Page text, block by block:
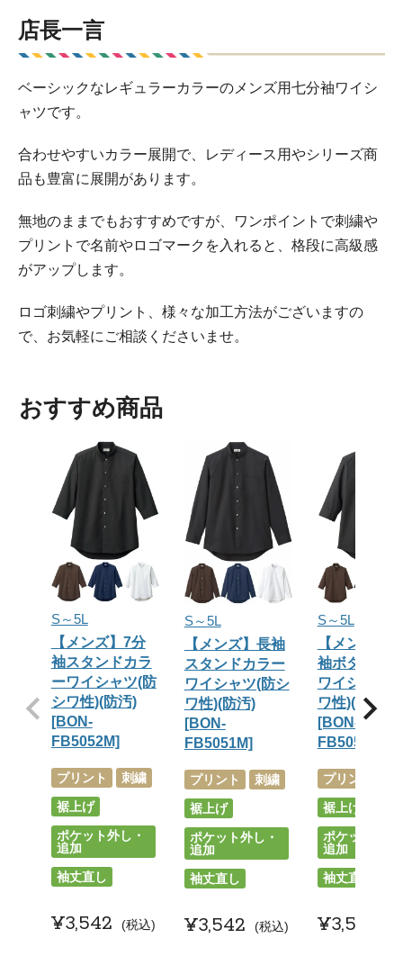
店長一言
ベーシックなレギュラーカラーのメンズ用七分袖ワイシ
ャツです。
合わせやすいカラー展開で、レディース用やシリーズ商
品も豊富に展開があります。
無地のままでもおすすめですが、ワンポイントで刺繍や
プリントで名前やロゴマークを入れると、格段に高級感
がアップします。
ロゴ刺繍やプリント、様々な加工方法がございますの
で、お気軽にご相談くださいませ。
おすすめ商品
S～5L
【メンズ】7分
袖スタンドカラ
ーワイシャツ(防
シワ性)(防汚)
[BON-
FB5052M]
プリント
刺繍
裾上げ
ポケット外し・
追加
袖丈直し
¥3,542 税込
S～5L
【メンズ】長袖
スタンドカラー
ワイシャツ(防シ
ワ性)(防汚)
[BON-
FB5051M]
プリント
刺繍
裾上げ
ポケット外し・
追加
袖丈直し
¥3,542 税込
S～5L
【メンズ】7
袖ボタンダ
ワイシャツ(
ワ性)(防汚)
[BON-
FB5050M]
プリント
裾上げ
ポケット外し
追加
袖丈直し
¥3,542